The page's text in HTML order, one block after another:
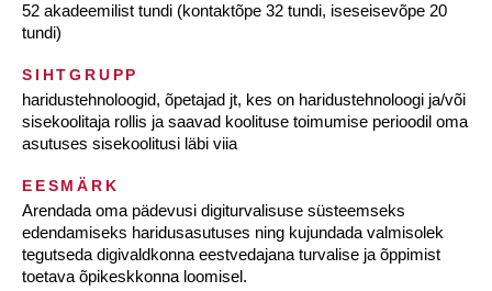
52 akadeemilist tundi (kontaktõpe 32 tundi, iseseisevõpe 20
tundi)
SIHTGRUPP
haridustehnoloogid, õpetajad jt, kes on haridustehnoloogi ja/või
sisekoolitaja rollis ja saavad koolituse toimumise perioodil oma
asutuses sisekoolitusi läbi viia
EESMÄRK
Arendada oma pädevusi digiturvalisuse süsteemseks
edendamiseks haridusasutuses ning kujundada valmisolek
tegutseda digivaldkonna eestvedajana turvalise ja õppimist
toetava õpikeskkonna loomisel.